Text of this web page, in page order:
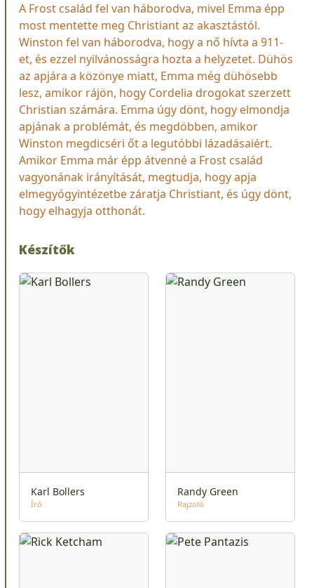
A Frost család fel van háborodva, mivel Emma épp
most mentette meg Christiant az akasztástól.
Winston fel van háborodva, hogy a nő hívta a 911-
et, és ezzel nyilvánosságra hozta a helyzetet. Dühös
az apjára a közönye miatt, Emma még dühösebb
lesz, amikor rájön, hogy Cordelia drogokat szerzett
Christian számára. Emma úgy dönt, hogy elmondja
apjának a problémát, és megdöbben, amikor
Winston megdicséri őt a legutóbbi lázadásaiért.
Amikor Emma már épp átvenné a Frost család
vagyonának irányítását, megtudja, hogy apja
elmegyógyintézetbe záratja Christiant, és úgy dönt,
hogy elhagyja otthonát.
Készítők
Karl Bollers
Író
Randy Green
Rajzoló